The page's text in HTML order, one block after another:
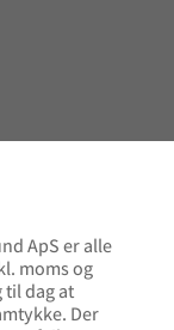
ApS er alle
moms og
til dag at
Der